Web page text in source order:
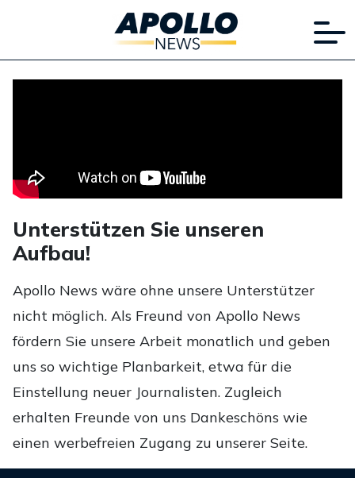
Unterstützen Sie unseren
Aufbau!
Apollo News wäre ohne unsere Unterstützer
nicht möglich. Als Freund von Apollo News
fördern Sie unsere Arbeit monatlich und geben
uns so wichtige Planbarkeit, etwa für die
Einstellung neuer Journalisten. Zugleich
erhalten Freunde von uns Dankeschöns wie
einen werbefreien Zugang zu unserer Seite.